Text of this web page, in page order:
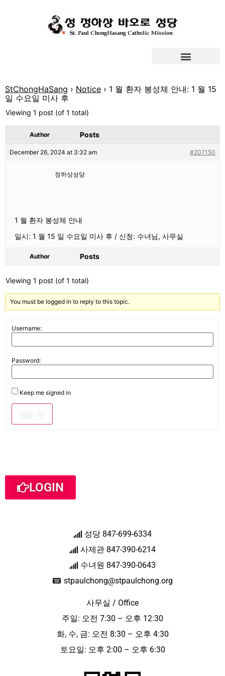
StChongHaSang › Notice › 1 월 환자 봉성체 안내: 1 월 15
일 수요일 미사 후
Viewing 1 post (of 1 total)
Author Posts
December 26, 2024 at 3:32 am #207150
정하상성당
1 월 환자 봉성체 안내
일시: 1 월 15 일 수요일 미사 후 / 신청: 수녀님, 사무실
Author Posts
Viewing 1 post (of 1 total)
You must be logged in to reply to this topic.
Username:
Password:
Keep me signed in
LOGIN
성당 847-699-6334
사제관 847-390-6214
수녀원 847-390-0643
stpaulchong@stpaulchong.org
사무실 / Office
주일: 오전 7:30 – 오후 12:30
화, 수, 금: 오전 8:30 – 오후 4:30
토요일: 오후 2:00 – 오후 6:30